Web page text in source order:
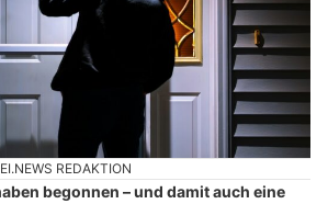
REDAKTION
begonnen – und damit auch eine